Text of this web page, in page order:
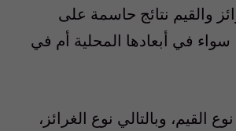
والقيم نتائج حاسمة على
في أبعادها المحلية أم في
القيم، وبالتالي نوع الغرائز،